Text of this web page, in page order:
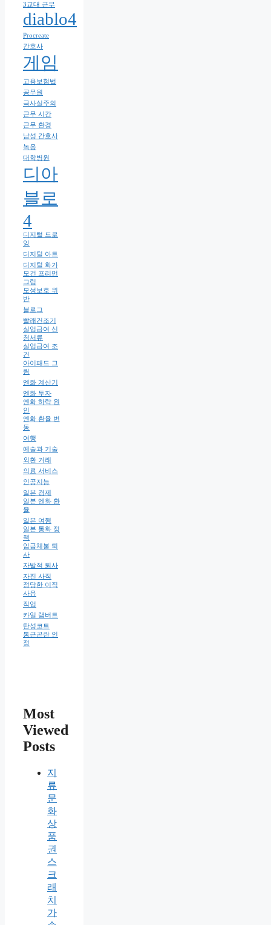
3교대 근무
diablo4
Procreate
간호사
게임
고용보험법
공무원
극사실주의
근무 시간
근무 환경
남성 간호사
녹음
대학병원
디아
블로
4
디지털 드로
잉
디지털 아트
디지털 화가
모건 프리먼
그림
모성보호 위
반
블로그
빨래건조기
실업급여 신
청서류
실업급여 조
건
아이패드 그
림
엔화 계산기
엔화 투자
엔화 하락 원
인
엔화 환율 변
동
여행
예술과 기술
외환 거래
의료 서비스
인공지능
일본 경제
일본 엔화 환
율
일본 여행
일본 통화 정
책
임금체불 퇴
사
자발적 퇴사
자진 사직
정당한 이직
사유
직업
카일 램버트
탄성코트
통근곤란 인
정
Most
Viewed
Posts
지
류
문
화
상
품
권
스
크
래
치
가